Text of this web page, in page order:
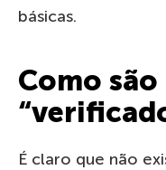
básicas.
Como são
É claro que não